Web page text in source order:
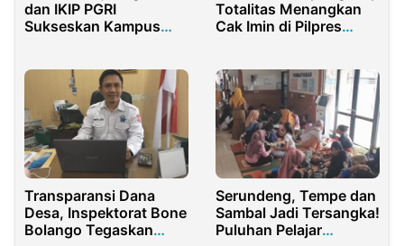
dan IKIP PGRI
Sukseskan Kampus
Totalitas Menangkan
Cak Imin di Pilpres
Transparansi Dana
Desa, Inspektorat Bone
Bolango Tegaskan
Serundeng, Tempe dan
Sambal Jadi Tersangka!
Puluhan Pelajar